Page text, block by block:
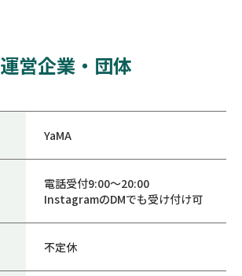
運営企業・団体
YaMA
電話受付9:00～20:00
InstagramのDMでも受け付け可
不定休